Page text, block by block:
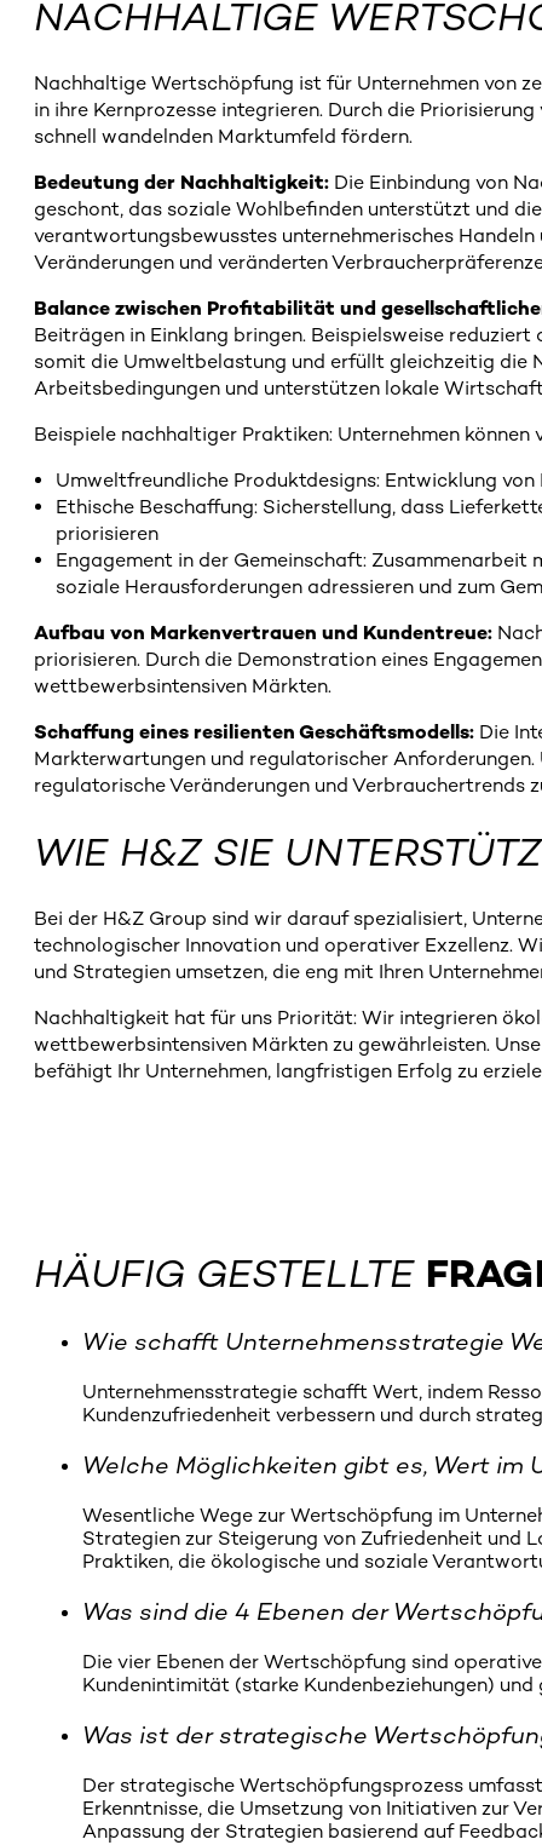
NACHHALTIGE
Nachhaltige Wertschöpfung ist für Unternehmen von
in ihre Kernprozesse integrieren. Durch die
schnell wandelnden Marktumfeld fördern.
Bedeutung der Nachhaltigkeit: Die Einbindung von
geschont, das soziale Wohlbefinden unterstützt und
verantwortungsbewusstes unternehmerisches
Veränderungen und veränderten
Balance zwischen Profitabilität und
Beiträgen in Einklang bringen. Beispielsweise
somit die Umweltbelastung und erfüllt gleichzeitig die
Arbeitsbedingungen und unterstützen lokale
Beispiele nachhaltiger Praktiken: Unternehmen
Umweltfreundliche Produktdesigns: Entwicklung
Ethische Beschaffung: Sicherstellung, dass
priorisieren
Engagement in der Gemeinschaft:
soziale Herausforderungen adressieren und zum
Aufbau von Markenvertrauen und Kundentreue:
priorisieren. Durch die Demonstration eines
wettbewerbsintensiven Märkten.
Schaffung eines resilienten Geschäftsmodells: Die
Markterwartungen und regulatorischer
regulatorische Veränderungen und
WIE H&Z SIE
Bei der H&Z Group sind wir darauf spezialisiert,
technologischer Innovation und operativer Exzellenz.
und Strategien umsetzen, die eng mit Ihren
Nachhaltigkeit hat für uns Priorität: Wir integrieren
wettbewerbsintensiven Märkten zu gewährleisten.
befähigt Ihr Unternehmen, langfristigen Erfolg zu
HÄUFIG GESTELLTE
Wie schafft Unternehmensstrategie
Unternehmensstrategie schafft Wert, indem
Kundenzufriedenheit verbessern und durch
Welche Möglichkeiten gibt es, Wert im
Wesentliche Wege zur Wertschöpfung im
Strategien zur Steigerung von Zufriedenheit und
Praktiken, die ökologische und soziale
Was sind die 4 Ebenen der
Die vier Ebenen der Wertschöpfung sind
Kundenintimität (starke Kundenbeziehungen)
Was ist der strategische
Der strategische Wertschöpfungsprozess
Erkenntnisse, die Umsetzung von Initiativen zur
Anpassung der Strategien basierend auf